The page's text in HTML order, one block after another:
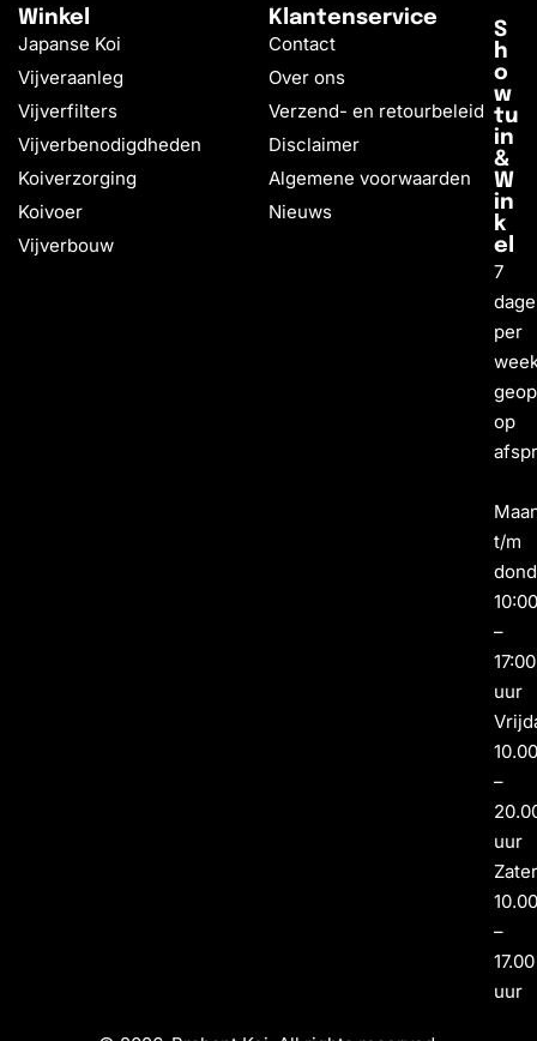
Winkel
Japanse Koi
Vijveraanleg
Vijverfilters
Vijverbenodigdheden
Koiverzorging
Koivoer
Vijverbouw
Klantenservice
Contact
Over ons
Verzend- en retourbeleid
Disclaimer
Algemene voorwaarden
Nieuws
S
h
o
w
tu
in
&
W
in
k
el
7
per
op
t/m
–
17:00
uur
–
uur
–
17.00
uur